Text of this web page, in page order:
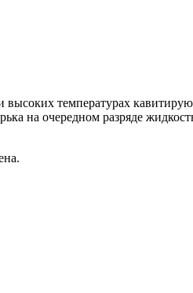
высоких температурах
на очередном разряде